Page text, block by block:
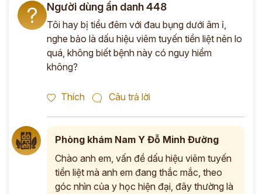
? Người dùng ẩn danh 448
Tôi hay bị tiểu đêm với đau bụng dưới âm ỉ,
nghe bảo là dấu hiệu viêm tuyến tiền liệt nên lo
quá, không biết bệnh này có nguy hiểm
không?
Thích Câu trả lời
Phòng khám Nam Y Đỗ Minh Đường
Chào anh em, vấn đề dấu hiệu viêm tuyến
tiền liệt mà anh em đang thắc mắc, theo
góc nhìn của y học hiện đại, đây thường là